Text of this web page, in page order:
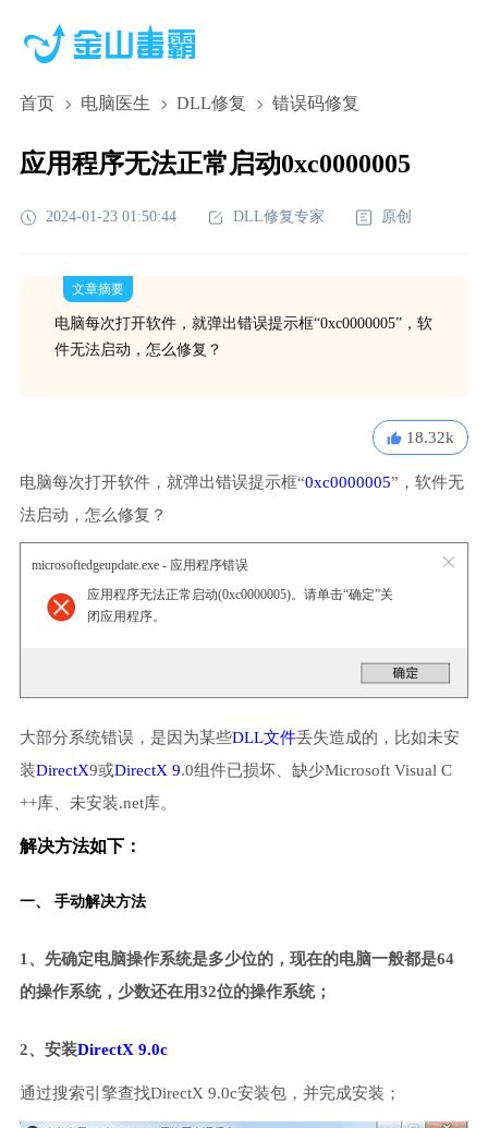
首页 电脑医生 DLL修复 错误码修复
应用程序无法正常启动0xc0000005
2024-01-23 01:50:44 DLL修复专家 原创
文章摘要
电脑每次打开软件，就弹出错误提示框“0xc0000005”，软
件无法启动，怎么修复？
18.32k
电脑每次打开软件，就弹出错误提示框“0xc0000005”，软件无
法启动，怎么修复？
microsoftedgeupdate.exe - 应用程序错误
应用程序无法正常启动(0xc0000005)。请单击“确定”关
闭应用程序。
大部分系统错误，是因为某些DLL文件丢失造成的，比如未安
装DirectX9或DirectX 9.0组件已损坏、缺少Microsoft Visual C
++库、未安装.net库。
解决方法如下：
一、 手动解决方法
1、先确定电脑操作系统是多少位的，现在的电脑一般都是64
的操作系统，少数还在用32位的操作系统；
2、安装DirectX 9.0c
通过搜索引擎查找DirectX 9.0c安装包，并完成安装；